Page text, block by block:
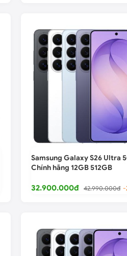
Samsung Galaxy S26 Ultra
Chính hãng 12GB 512GB
32.900.000đ 42.990.000đ -